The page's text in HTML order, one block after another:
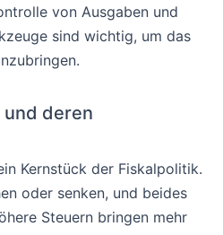
von Ausgaben und
sind wichtig, um das
und deren
Kernstück der Fiskalpolitik.
oder senken, und beides
Steuern bringen mehr